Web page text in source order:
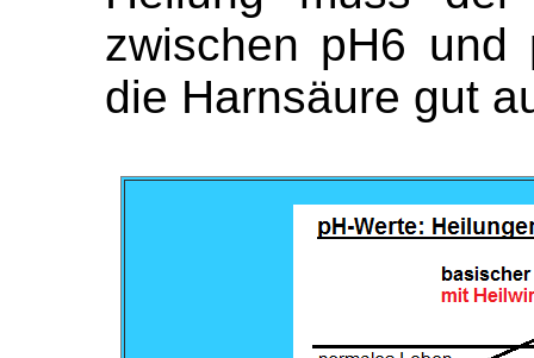
zwischen pH6 und
die Harnsäure gut